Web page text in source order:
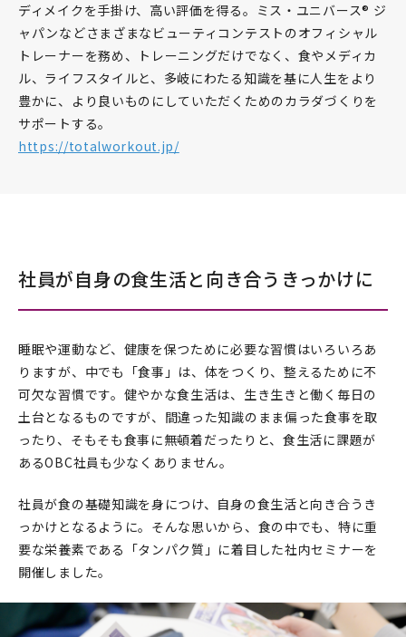
ディメイクを手掛け、高い評価を得る。ミス・ユニバース® ジ
ャパンなどさまざまなビューティコンテストのオフィシャル
トレーナーを務め、トレーニングだけでなく、食やメディカ
ル、ライフスタイルと、多岐にわたる知識を基に人生をより
豊かに、より良いものにしていただくためのカラダづくりを
サポートする。
https://totalworkout.jp/
社員が自身の食生活と向き合うきっかけに
睡眠や運動など、健康を保つために必要な習慣はいろいろあ
りますが、中でも「食事」は、体をつくり、整えるために不
可欠な習慣です。健やかな食生活は、生き生きと働く毎日の
土台となるものですが、間違った知識のまま偏った食事を取
ったり、そもそも食事に無頓着だったりと、食生活に課題が
あるOBC社員も少なくありません。
社員が食の基礎知識を身につけ、自身の食生活と向き合うき
っかけとなるように。そんな思いから、食の中でも、特に重
要な栄養素である「タンパク質」に着目した社内セミナーを
開催しました。